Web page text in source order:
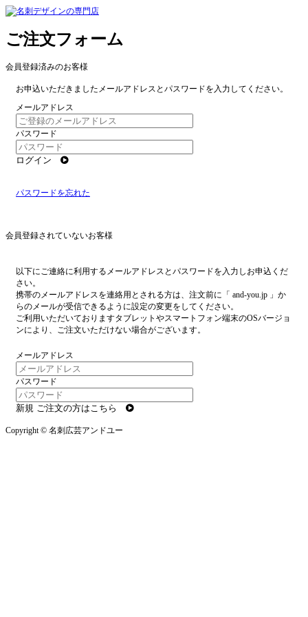
ご注文フォーム
会員登録済みのお客様
お申込いただきましたメールアドレスとパスワードを入力してください。
メールアドレス
パスワード
ログイン
パスワードを忘れた
会員登録されていないお客様
以下にご連絡に利用するメールアドレスとパスワードを入力しお申込くだ
さい。
携帯のメールアドレスを連絡用とされる方は、注文前に「 and-you.jp 」か
らのメールが受信できるように設定の変更をしてください。
ご利用いただいておりますタブレットやスマートフォン端末のOSバージョ
ンにより、ご注文いただけない場合がございます。
メールアドレス
パスワード
新規 ご注文の方はこちら
Copyright © 名刺広芸アンドユー